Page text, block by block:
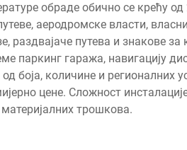
обраде обично се крећу
аеродромске власти,
раздвајаче путева и знакове
паркинг гаража, навигацију
боја, количине и
цене. Сложност
материјалних трошкова.